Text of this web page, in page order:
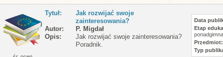
Tytuł
Jak rozwijać swoje
zainteresowania?
Autor
P. Migdał
Opis
Jak rozwijać swoje zainteresowania?
Poradnik.
Data
Etap
Przedmiot
Typ